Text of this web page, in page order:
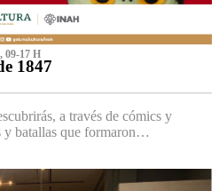
09-17 H
1847
a través de cómics y
y batallas que formaron…